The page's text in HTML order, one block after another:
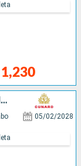
AFRICA DO SUL, MAURICE, MALÁSIA, SINGAPURA
05/02/2028